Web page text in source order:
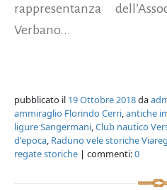
rappresentanza
Verbano...
pubblicato il 19 Ottobre 2018da
ammiraglio Florindo Cerri,antiche
ligure Sangermani,Club nautico
d'epoca, Raduno vele storiche
regate storiche | commenti:0